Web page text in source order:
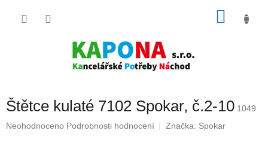
Štětce kulaté 7102 Spokar, č.2-10 1049
Průměrné
Neohodnoceno Podrobnosti hodnocení Značka: Spokar